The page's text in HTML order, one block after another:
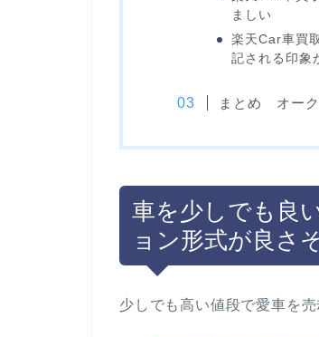
ましい
楽天Car車買
記される印象
まとめ オーク
車を少しでも良
ョン形式が良さ
少しでも高い値段で愛車を